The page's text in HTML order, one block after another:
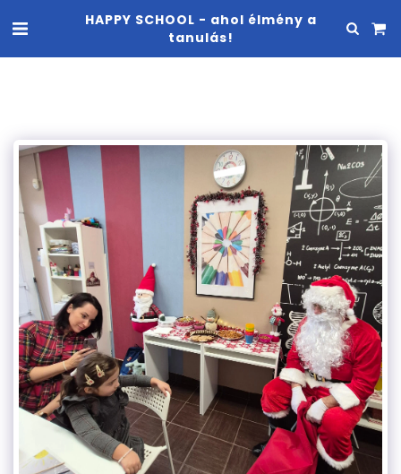
HAPPY SCHOOL - ahol élmény a
tanulás!